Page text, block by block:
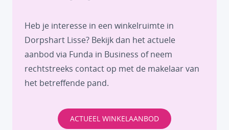
Heb je interesse in een winkelruimte in
Dorpshart Lisse? Bekijk dan het actuele
aanbod via Funda in Business of neem
rechtstreeks contact op met de makelaar van
het betreffende pand.
ACTUEEL WINKELAANBOD